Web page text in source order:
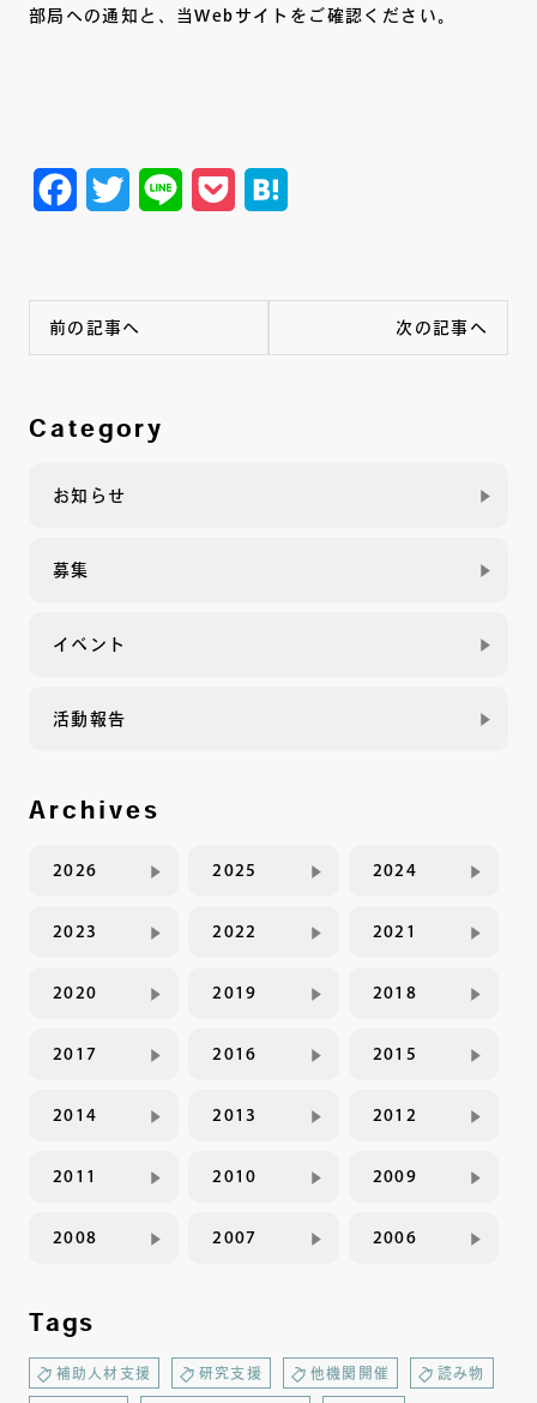
部局への通知と、当Webサイトをご確認ください。
Facebook
TwitterLine Pocket
前の記事へ 次の記事へ
Category
お知らせ
募集
イベント
活動報告
Archives
2026 2025 2024
2023 2022 2021
2020 2019 2018
2017 2016 2015
2014 2013 2012
2011 2010 2009
2008 2007 2006
Tags
補助人材支援 研究支援 他機関開催 読み物